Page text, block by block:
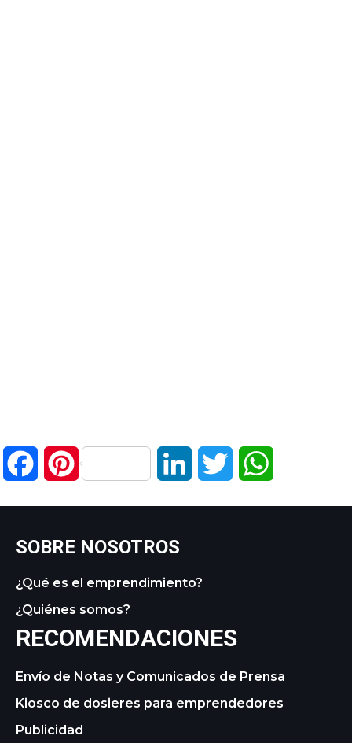
FacebookPinterest LinkedIn Twitter
SOBRE NOSOTROS
¿Qué es el emprendimiento?
¿Quiénes somos?
RECOMENDACIONES
Envío de Notas y Comunicados de Prensa
Kiosco de dosieres para emprendedores
Publicidad